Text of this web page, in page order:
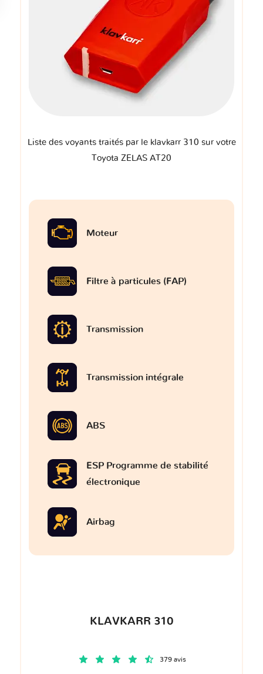
Liste des voyants traités par le klavkarr 310 sur votre
Toyota ZELAS AT20
Moteur
Filtre à particules (FAP)
Transmission
Transmission intégrale
ABS
ESP Programme de stabilité
électronique
Airbag
KLAVKARR 310
379 avis